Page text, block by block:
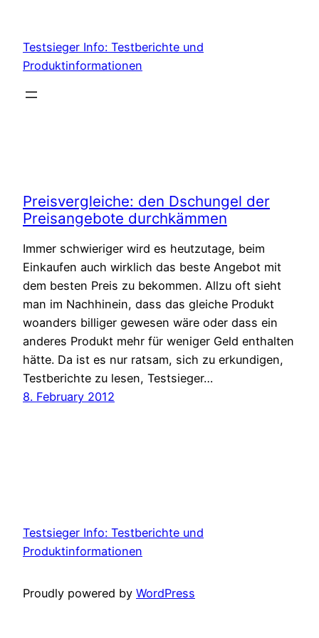
content
Testsieger Info: Testberichte und
Produktinformationen
Preisvergleiche: den Dschungel der
Preisangebote durchkämmen
Immer schwieriger wird es heutzutage, beim
Einkaufen auch wirklich das beste Angebot mit
dem besten Preis zu bekommen. Allzu oft sieht
man im Nachhinein, dass das gleiche Produkt
woanders billiger gewesen wäre oder dass ein
anderes Produkt mehr für weniger Geld enthalten
hätte. Da ist es nur ratsam, sich zu erkundigen,
Testberichte zu lesen, Testsieger…
8. February 2012
Testsieger Info: Testberichte und
Produktinformationen
Proudly powered by WordPress